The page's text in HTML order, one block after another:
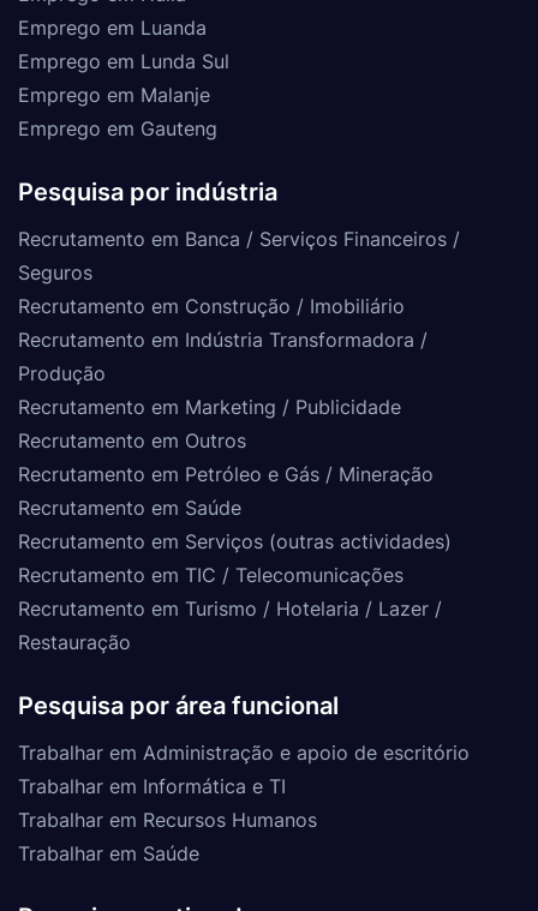
Emprego em Luanda
Emprego em Lunda Sul
Emprego em Malanje
Emprego em Gauteng
Pesquisa por indústria
Recrutamento em Banca / Serviços Financeiros /
Seguros
Recrutamento em Construção / Imobiliário
Recrutamento em Indústria Transformadora /
Produção
Recrutamento em Marketing / Publicidade
Recrutamento em Outros
Recrutamento em Petróleo e Gás / Mineração
Recrutamento em Saúde
Recrutamento em Serviços (outras actividades)
Recrutamento em TIC / Telecomunicações
Recrutamento em Turismo / Hotelaria / Lazer /
Restauração
Pesquisa por área funcional
Trabalhar em Administração e apoio de escritório
Trabalhar em Informática e TI
Trabalhar em Recursos Humanos
Trabalhar em Saúde